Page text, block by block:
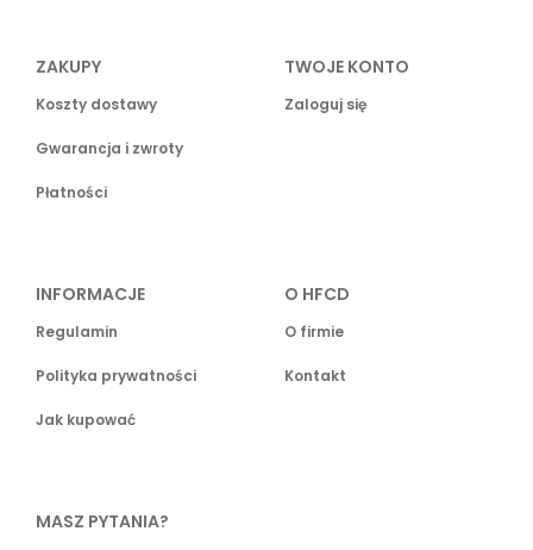
ZAKUPY
Koszty dostawy
Gwarancja i zwroty
Płatności
TWOJE KONTO
Zaloguj się
INFORMACJE
Regulamin
Polityka prywatności
Jak kupować
O HFCD
O firmie
Kontakt
MASZ PYTANIA?